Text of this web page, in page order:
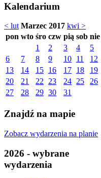
Kalendarium
< lut Marzec 2017 kwi >
pon wto śro czw pią sob nie
1
2 3 4
5
6
7 8 9 10 11
12
13
14 15 16 17 18
19
20
21 22 23 24 25
26
27
28 29 30 31
Znajdź na mapie
Zobacz wydarzenia na planie
2026 - wybrane
wydarzenia